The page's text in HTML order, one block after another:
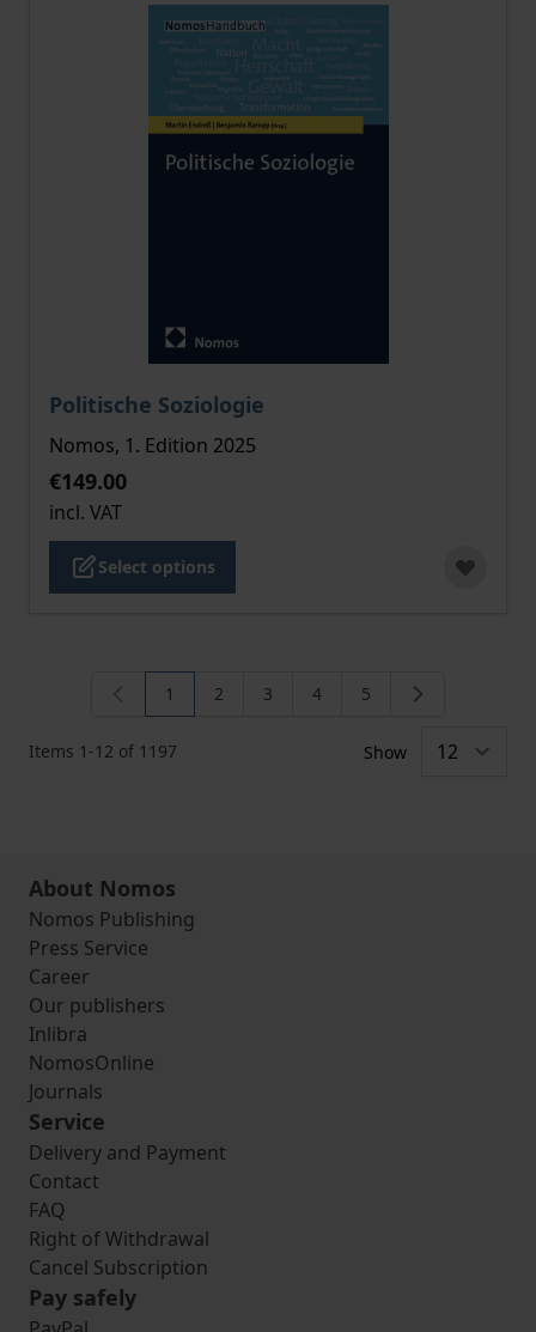
Politische Soziologie
The price depends on the options chosen on the
Nomos, 1. Edition 2025
€149.00
incl. VAT
Select options
Items 1 -12 of 1197
You're currently reading page
1 Page
2 Page
3 Page
4 Page
5
Show
About Nomos
Nomos Publishing
Press Service
Career
Our publishers
Inlibra
NomosOnline
Journals
Service
Delivery and Payment
Contact
FAQ
Right of Withdrawal
Cancel Subscription
Pay safely